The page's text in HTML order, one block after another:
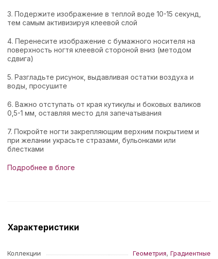
3. Подержите изображение в теплой воде 10-15 секунд,
тем самым активизируя клеевой слой
4. Перенесите изображение с бумажного носителя на
поверхность ногтя клеевой стороной вниз (методом
сдвига)
5. Разгладьте рисунок, выдавливая остатки воздуха и
воды, просушите
6. Важно отступать от края кутикулы и боковых валиков
0,5-1 мм, оставляя место для запечатывания
7. Покройте ногти закрепляющим верхним покрытием и
при желании украсьте стразами, бульонками или
блестками
Подробнее в блоге
Характеристики
Коллекции Геометрия, Градиентные